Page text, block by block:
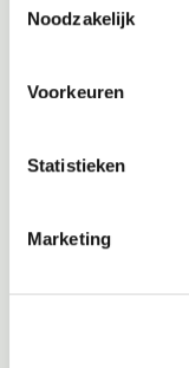
Noodzakelijk
Voorkeuren
Statistieken
Marketing
Bent u klaar met
katoenen- of
warm water en in dit